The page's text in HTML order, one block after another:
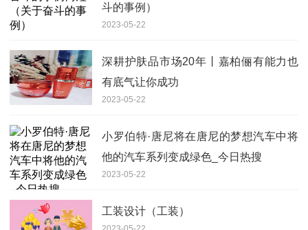
斗的事例）
2023-05-22
深耕护肤品市场20年丨嘉柏俪有能力也
有底气让你成功
2023-05-22
小罗伯特·唐尼将在唐尼的梦想汽车中将
他的汽车系列变成绿色_今日热搜
2023-05-22
工装设计（工装）